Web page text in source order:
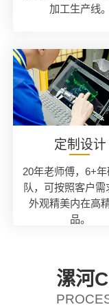
加工生产线。
定制设计
20年老师傅，6+年
队，可按照客户需
外观精美内在高
品。
漯河